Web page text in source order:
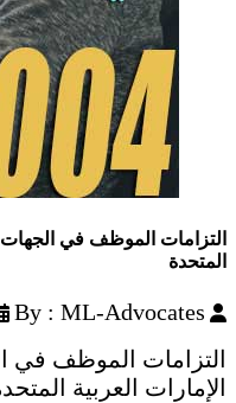
التزامات الموظف في الجهات
المتحدة
By : ML-Advocates
التزامات الموظف في
الإمارات العربية